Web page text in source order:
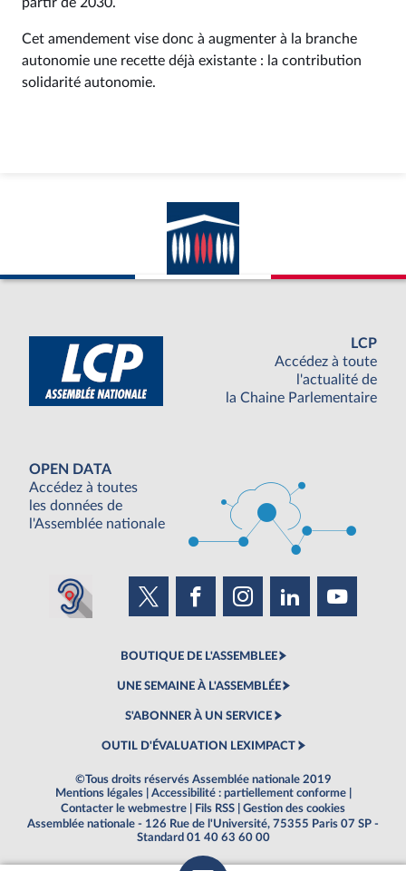
Cet amendement vise donc à augmenter à la branche
autonomie une recette déjà existante : la contribution
solidarité autonomie.
LCP
Accédez à toute
l'actualité de
la Chaine Parlementaire
OPEN DATA
Accédez à toutes
les données de
l'Assemblée nationale
BOUTIQUE DE L'ASSEMBLEE
UNE SEMAINE À L'ASSEMBLÉE
S'ABONNER À UN SERVICE
OUTIL D'ÉVALUATION LEXIMPACT
©Tous droits réservés Assemblée nationale 2019
Mentions légales
Accessibilité : partiellement conforme
Contacter le webmestre
Fils RSS
Gestion des cookies
Assemblée nationale - 126 Rue de l'Université, 75355 Paris 07 SP -
Standard 01 40 63 60 00